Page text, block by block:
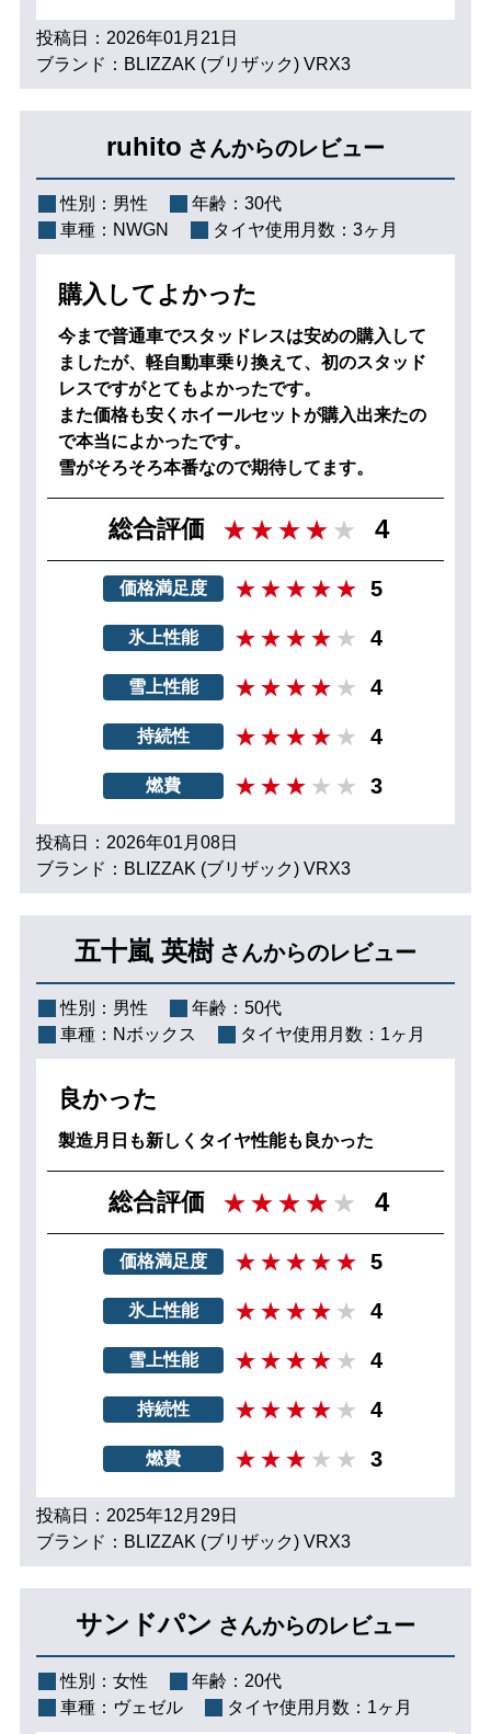
投稿日：2026年01月21日
ブランド：BLIZZAK (ブリザック) VRX3
ruhito さんからのレビュー
性別： 男性 年齢： 30代
車種： NWGN タイヤ使用月数： 3ヶ月
購入してよかった
今まで普通車でスタッドレスは安めの購入して
ましたが、軽自動車乗り換えて、初のスタッド
レスですがとてもよかったです。
また価格も安くホイールセットが購入出来たの
で本当によかったです。
雪がそろそろ本番なので期待してます。
総合評価 4
価格満足度 5
氷上性能 4
雪上性能 4
持続性 4
燃費 3
投稿日：2026年01月08日
ブランド：BLIZZAK (ブリザック) VRX3
五十嵐 英樹 さんからのレビュー
性別： 男性 年齢： 50代
車種： Nボックス タイヤ使用月数： 1ヶ月
良かった
製造月日も新しくタイヤ性能も良かった
総合評価 4
価格満足度 5
氷上性能 4
雪上性能 4
持続性 4
燃費 3
投稿日：2025年12月29日
ブランド：BLIZZAK (ブリザック) VRX3
サンドパン さんからのレビュー
性別： 女性 年齢： 20代
車種： ヴェゼル タイヤ使用月数： 1ヶ月